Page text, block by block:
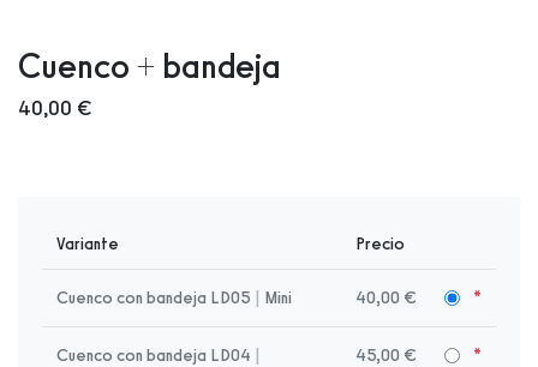
Cuenco + bandeja
40,00 €
Variante Precio
Cuenco con bandeja LD05 Mini 40,00 €
Cuenco con bandeja LD04 45,00 €